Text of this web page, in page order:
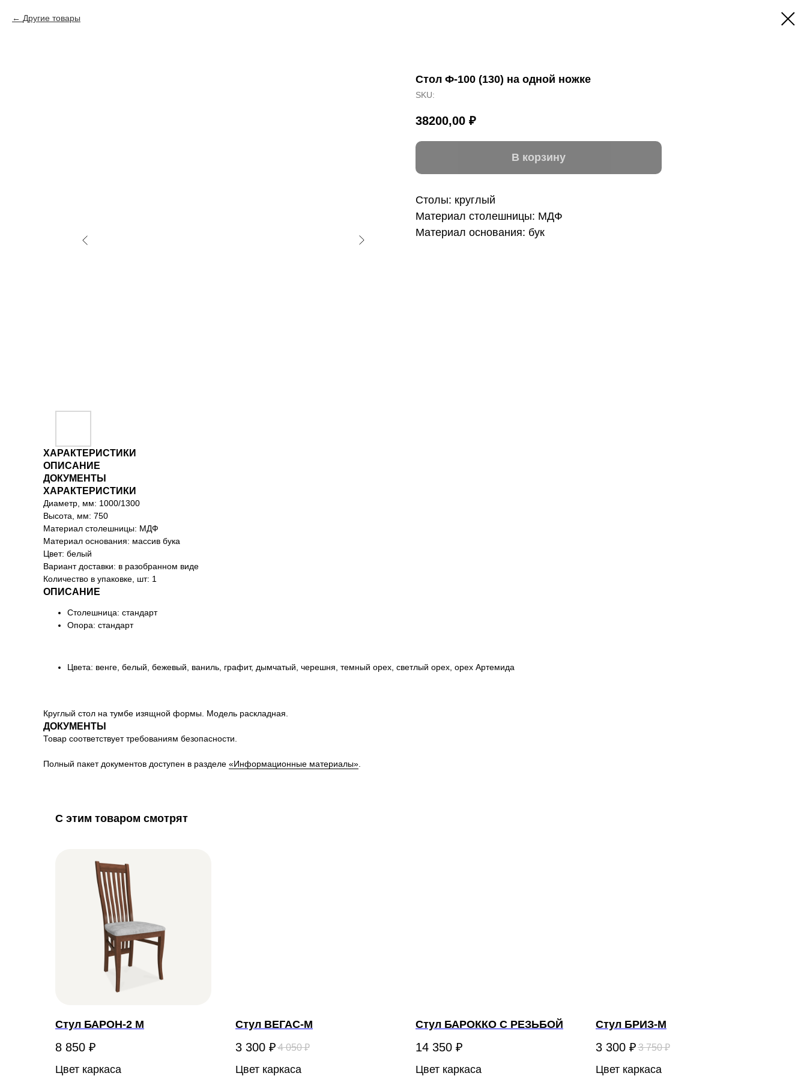
Другие товары
Стол Ф-100 (130) на одной ножке
SKU:
38200,00 ₽
В корзину
Столы: круглый
Материал столешницы: МДФ
Материал основания: бук
ХАРАКТЕРИСТИКИ
ОПИСАНИЕ
ДОКУМЕНТЫ
ХАРАКТЕРИСТИКИ
Диаметр, мм: 1000/1300
Высота, мм: 750
Материал столешницы: МДФ
Материал основания: массив бука
Цвет: белый
Вариант доставки: в разобранном виде
Количество в упаковке, шт: 1
ОПИСАНИЕ
Столешница: стандарт
Опора: стандарт
Цвета: венге, белый, бежевый, ваниль, графит, дымчатый, черешня, темный орех, светлый орех, орех Артемида
Круглый стол на тумбе изящной формы. Модель раскладная.
ДОКУМЕНТЫ
Товар соответствует требованиям безопасности.
Полный пакет документов доступен в разделе «Информационные материалы»
С этим товаром смотрят
Стул БАРОН-2 М
8 850 ₽
Цвет каркаса
Стул ВЕГАС-М
3 300 ₽ 4 050 ₽
Цвет каркаса
Стул БАРОККО С РЕЗЬБОЙ
14 350 ₽
Цвет каркаса
Стул БРИЗ-М
3 300 ₽ 3 750 ₽
Цвет каркаса